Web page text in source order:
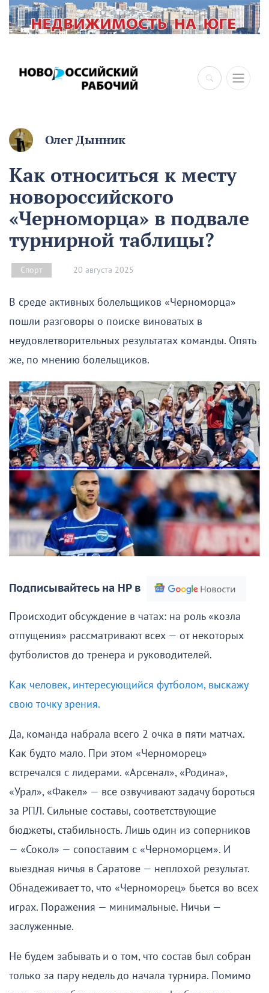
×
Олег Дынник
Как относиться к месту
новороссийского
«Черноморца» в подвале
турнирной таблицы?
Спорт 20 августа 2025
В среде активных болельщиков «Черноморца»
пошли разговоры о поиске виноватых в
неудовлетворительных результатах команды. Опять
же, по мнению болельщиков.
Подписывайтесь на НР в
Происходит обсуждение в чатах: на роль «козла
отпущения» рассматривают всех — от некоторых
футболистов до тренера и руководителей.
Как человек, интересующийся футболом, выскажу
свою точку зрения.
Да, команда набрала всего 2 очка в пяти матчах.
Как будто мало. При этом «Черноморец»
встречался с лидерами. «Арсенал», «Родина»,
«Урал», «Факел» — все озвучивают задачу бороться
за РПЛ. Сильные составы, соответствующие
бюджеты, стабильность. Лишь один из соперников
— «Сокол» — сопоставим с «Черноморцем». И
выездная ничья в Саратове — неплохой результат.
Обнадеживает то, что «Черноморец» бьется во всех
играх. Поражения — минимальные. Ничьи —
заслуженные.
Не будем забывать и о том, что состав был собран
только за пару недель до начала турнира. Помимо